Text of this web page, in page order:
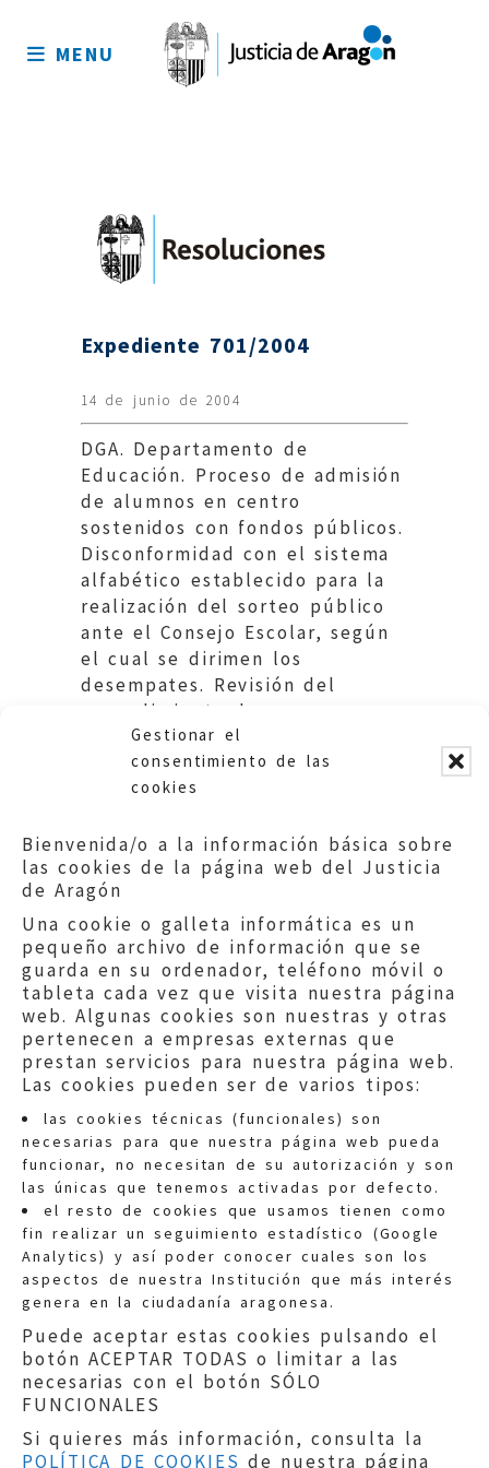
Gestionar el
consentimiento de las
cookies
Bienvenida/o a la información básica sobre
las cookies de la página web del Justicia
de Aragón
Una cookie o galleta informática es un
pequeño archivo de información que se
guarda en su ordenador, teléfono móvil o
tableta cada vez que visita nuestra página
web. Algunas cookies son nuestras y otras
pertenecen a empresas externas que
prestan servicios para nuestra página web.
Las cookies pueden ser de varios tipos:
las cookies técnicas (funcionales) son
necesarias para que nuestra página web pueda
funcionar, no necesitan de su autorización y son
las únicas que tenemos activadas por defecto.
el resto de cookies que usamos tienen como
fin realizar un seguimiento estadístico (Google
Analytics) y así poder conocer cuales son los
aspectos de nuestra Institución que más interés
genera en la ciudadanía aragonesa.
Puede aceptar estas cookies pulsando el
botón ACEPTAR TODAS o limitar a las
necesarias con el botón SÓLO
FUNCIONALES
Si quieres más información, consulta la
POLÍTICA DE COOKIES de nuestra página
sitio
MENU
Expediente 701/2004
14 de junio de 2004
DGA. Departamento de
Educación. Proceso de admisión
de alumnos en centro
sostenidos con fondos públicos.
Disconformidad con el sistema
alfabético establecido para la
realización del sorteo público
ante el Consejo Escolar, según
el cual se dirimen los
desempates. Revisión del
procedimiento de cara a
futuras convocatorias.
Quejas:quejas@eljusticiadearagon.es
Información general:
informacion@eljusticiadearagon.es
Teléfonos:900 210 210/